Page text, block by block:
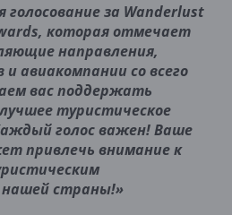
за Wanderlust
которая отмечает
направления,
авиакомпании со всего
вас поддержать
туристическое
голос важен! Ваше
привлечь внимание к
страны!»